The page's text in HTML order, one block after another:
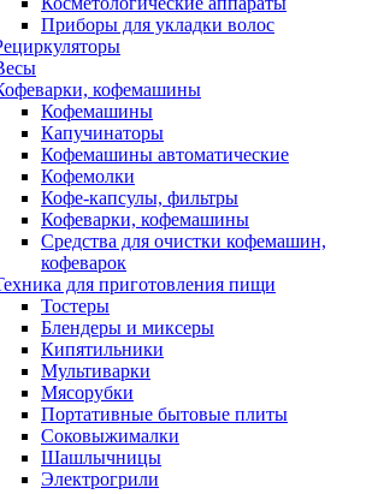
Приборы для укладки волос
кофемашины
Кофемашины
Капучинаторы
Кофемашины автоматические
Кофемолки
Кофе-капсулы, фильтры
Кофеварки, кофемашины
Средства для очистки кофемашин,
кофеварок
для приготовления пищи
Тостеры
Блендеры и миксеры
Кипятильники
Мультиварки
Мясорубки
Портативные бытовые плиты
Соковыжималки
Шашлычницы
Электрогрили